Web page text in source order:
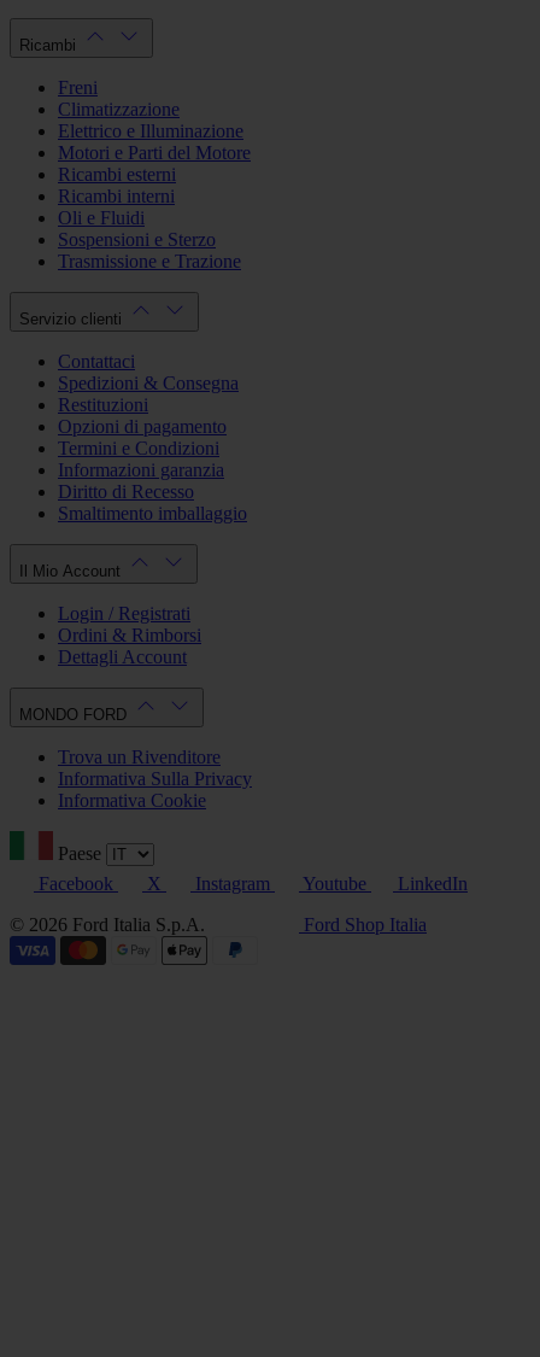
Ricambi
Freni
Climatizzazione
Elettrico e Illuminazione
Motori e Parti del Motore
Ricambi esterni
Ricambi interni
Oli e Fluidi
Sospensioni e Sterzo
Trasmissione e Trazione
Servizio clienti
Contattaci
Spedizioni & Consegna
Restituzioni
Opzioni di pagamento
Termini e Condizioni
Informazioni garanzia
Diritto di Recesso
Smaltimento imballaggio
Il Mio Account
Login / Registrati
Ordini & Rimborsi
Dettagli Account
MONDO FORD
Trova un Rivenditore
Informativa Sulla Privacy
Informativa Cookie
Paese
Facebook
X Instagram Youtube
LinkedIn
© 2026 Ford Italia S.p.A.
Ford Shop Italia